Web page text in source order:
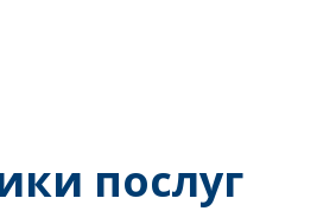
послуг